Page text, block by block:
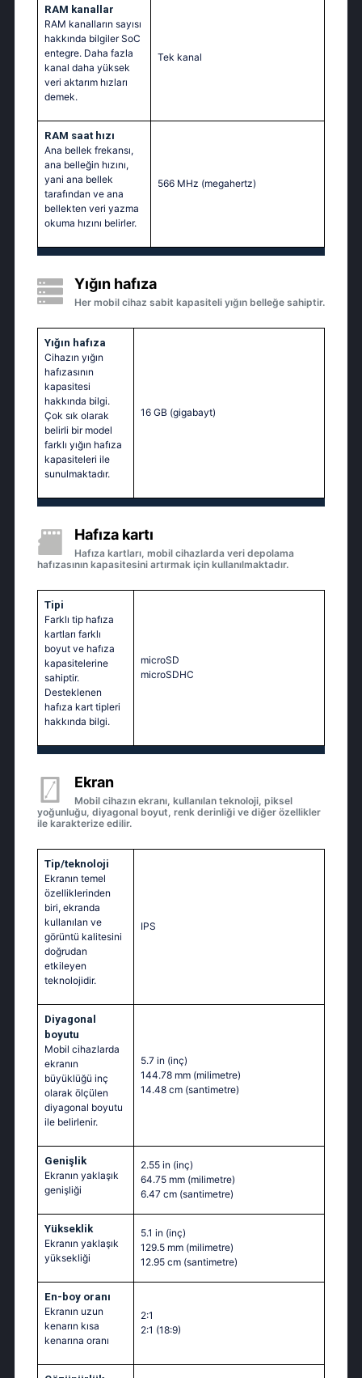
RAM kanallar
RAM kanalların sayısı
hakkında bilgiler SoC
entegre. Daha fazla
kanal daha yüksek
veri aktarım hızları
demek.
Tek kanal
RAM saat hızı
Ana bellek frekansı,
ana belleğin hızını,
yani ana bellek
tarafından ve ana
bellekten veri yazma
okuma hızını belirler.
566 MHz (megahertz)
Yığın hafıza
Her mobil cihaz sabit kapasiteli yığın belleğe sahiptir.
Yığın hafıza
Cihazın yığın
hafızasının
kapasitesi
hakkında bilgi.
Çok sık olarak
belirli bir model
farklı yığın hafıza
kapasiteleri ile
sunulmaktadır.
16 GB (gigabayt)
Hafıza kartı
Hafıza kartları, mobil cihazlarda veri depolama
hafızasının kapasitesini artırmak için kullanılmaktadır.
Tipi
Farklı tip hafıza
kartları farklı
boyut ve hafıza
kapasitelerine
sahiptir.
Desteklenen
hafıza kart tipleri
hakkında bilgi.
microSD
microSDHC
Ekran
Mobil cihazın ekranı, kullanılan teknoloji, piksel
yoğunluğu, diyagonal boyut, renk derinliği ve diğer özellikler
ile karakterize edilir.
Tip/teknoloji
Ekranın temel
özelliklerinden
biri, ekranda
kullanılan ve
görüntü kalitesini
doğrudan
etkileyen
teknolojidir.
IPS
Diyagonal
boyutu
Mobil cihazlarda
ekranın
büyüklüğü inç
olarak ölçülen
diyagonal boyutu
ile belirlenir.
5.7 in (inç)
144.78 mm (milimetre)
14.48 cm (santimetre)
Genişlik
Ekranın yaklaşık
genişliği
2.55 in (inç)
64.75 mm (milimetre)
6.47 cm (santimetre)
Yükseklik
Ekranın yaklaşık
yüksekliği
5.1 in (inç)
129.5 mm (milimetre)
12.95 cm (santimetre)
En-boy oranı
Ekranın uzun
kenarın kısa
kenarına oranı
2:1
2:1 (18:9)